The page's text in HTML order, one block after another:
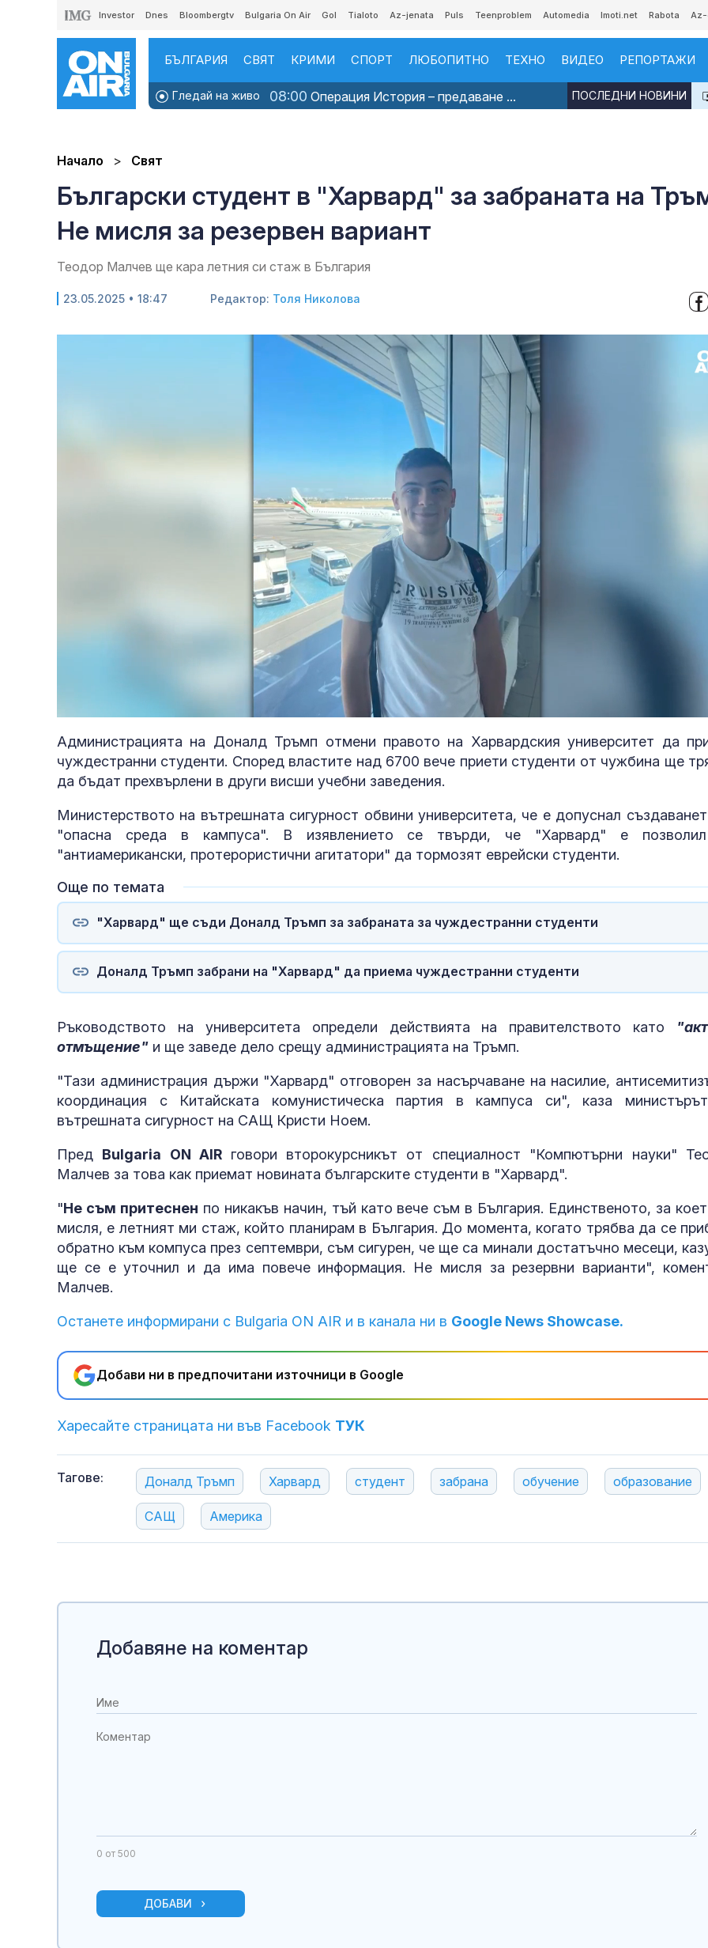
Investor Dnes Bloombergtv Bulgaria On Air Gol Tialoto Az-jenata Puls Teenproblem Automedia Imoti.net Rabota
БЪЛГАРИЯ СВЯТ КРИМИ СПОРТ ЛЮБОПИТНО ТЕХНО ВИДЕО РЕПОРТАЖИ
Гледай на живо 08:00 Операция История – предаване ... ПОСЛЕДНИ НОВИНИ
Начало Свят
Български студент в "Харвард" за забраната на
Не мисля за резервен вариант
Теодор Малчев ще кара летния си стаж в България
23.05.2025 • 18:47 Редактор: Толя Николова
Loaded
100.00%
Администрацията на Доналд Тръмп отмени правото на Харвардския университет да
чуждестранни студенти. Според властите над 6700 вече приети студенти от чужбина ще
да бъдат прехвърлени в други висши учебни заведения.
Министерството на вътрешната сигурност обвини университета, че е допуснал
"опасна среда в кампуса". В изявлението се твърди, че "Харвард" е
"антиамерикански, протерористични агитатори" да тормозят еврейски студенти.
Още по темата
"Харвард" ще съди Доналд Тръмп за забраната за чуждестранни студенти
Доналд Тръмп забрани на "Харвард" да приема чуждестранни студенти
Ръководството на университета определи действията на правителството като
отмъщение" и ще заведе дело срещу администрацията на Тръмп.
"Тази администрация държи "Харвард" отговорен за насърчаване на насилие,
координация с Китайската комунистическа партия в кампуса си", каза
вътрешната сигурност на САЩ Кристи Ноем.
Пред Bulgaria ON AIR говори второкурсникът от специалност "Компютърни науки"
Малчев за това как приемат новината българските студенти в "Харвард".
"Не съм притеснен по никакъв начин, тъй като вече съм в България. Единственото, за
мисля, е летният ми стаж, който планирам в България. До момента, когато трябва да се
обратно към компуса през септември, съм сигурен, че ще са минали достатъчно месеци,
ще се е уточнил и да има повече информация. Не мисля за резервни варианти",
Малчев.
Останете информирани с Bulgaria ON AIR и в канала ни в Google News Showcase.
Добави ни в предпочитани източници в Google
Харесайте страницата ни във Facebook ТУК
Тагове: Доналд Тръмп Харвард студент забрана обучение образование
САЩ Америка
След гонка с
полицията: Задържаха
мъж, у когото
намериха 460 000 евро
Горещините не
отстъпват, обявен е
области
левове
Страх в Кремъл: ФСБ
вече решава съдбата
на руския елит
Топлинен
трябва да
кърмени
шест месеца
Как се
костите с
на
Добавяне на коментар
0 от 500
ДОБАВИ